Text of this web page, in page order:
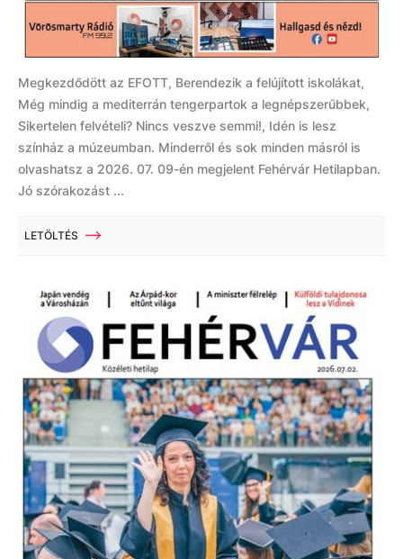
Megkezdődött az EFOTT, Berendezik a felújított iskolákat,
Még mindig a mediterrán tengerpartok a legnépszerűbbek,
Sikertelen felvételi? Nincs veszve semmi!, Idén is lesz
színház a múzeumban. Minderről és sok minden másról is
olvashatsz a 2026. 07. 09-én megjelent Fehérvár Hetilapban.
Jó szórakozást ...
LETÖLTÉS